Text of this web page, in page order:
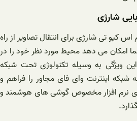
شارژی
کیو تی شارژی برای انتقال تصاویر از راه
امکان می دهد محیط مورد نظر خود را در
ویژگی به وسیله تکنولوژی تحت شبکه
شبکه اینترنت وای فای مجاور را فراهم و
نرم افزار مخصوص گوشی های هوشمند و